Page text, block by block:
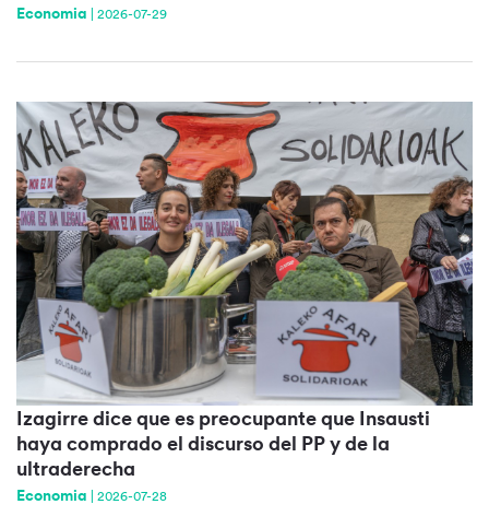
Economia 2026-07-29
Izagirre dice que es preocupante que Insausti
haya comprado el discurso del PP y de la
ultraderecha
Economia 2026-07-28